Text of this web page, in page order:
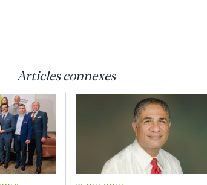
Articles connexes